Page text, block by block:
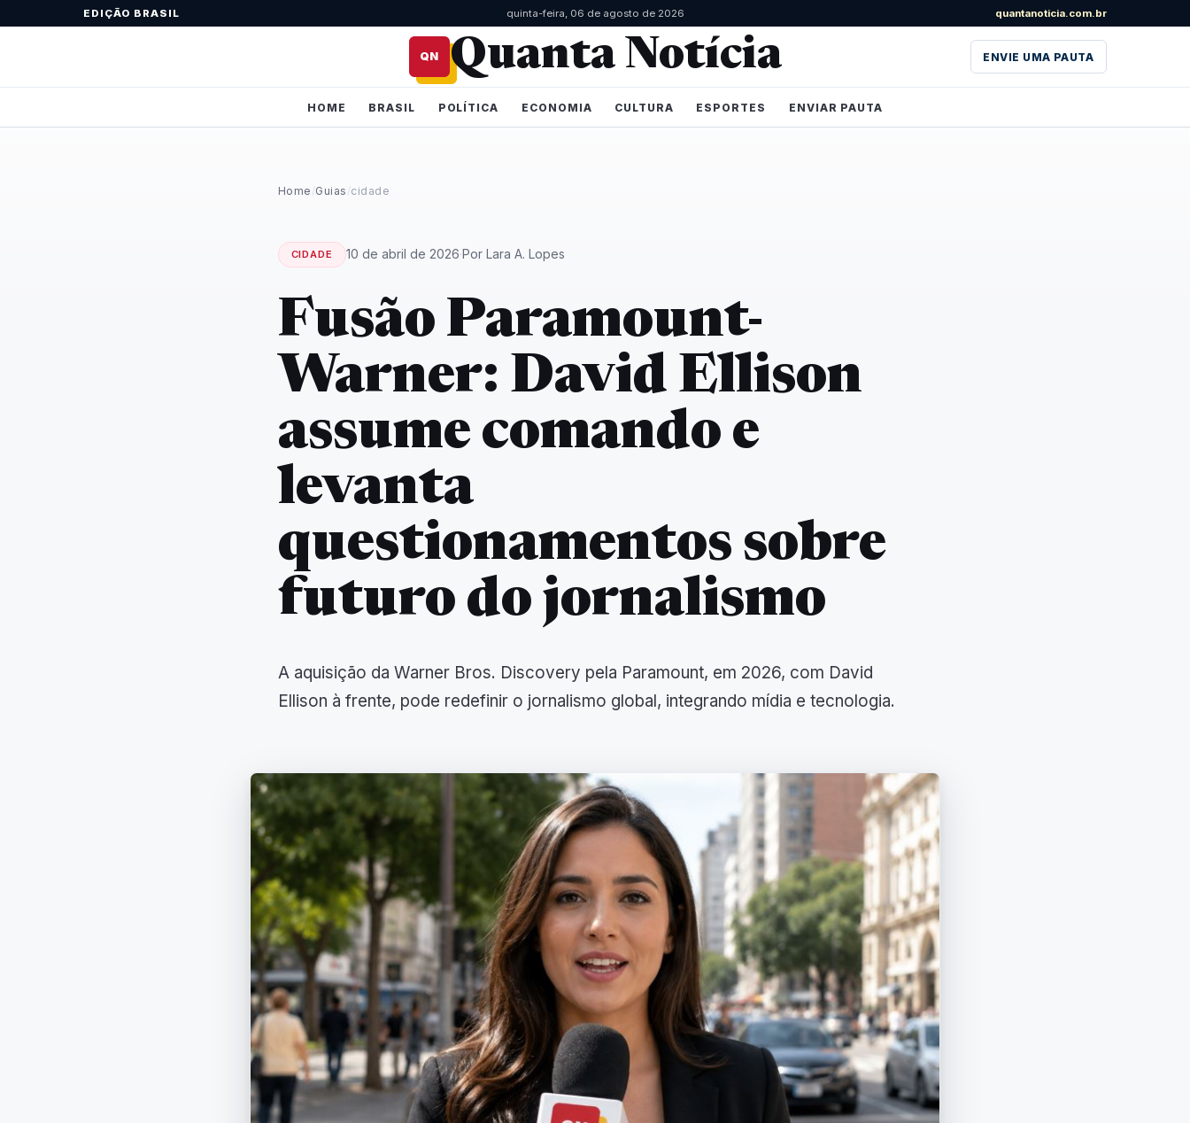
EDIÇÃO BRASIL quinta-feira, 06 de agosto de 2026 quantanoticia.com.br
QN Quanta Notícia ENVIE UMA PAUTA
HOME BRASIL POLÍTICA ECONOMIA CULTURA ESPORTES ENVIAR PAUTA
Home /Guias /cidade
CIDADE 10 de abril de 2026·Por Lara A. Lopes
Fusão Paramount-
Warner: David Ellison
assume comando e
levanta
questionamentos sobre
futuro do jornalismo
A aquisição da Warner Bros. Discovery pela Paramount, em 2026, com David
Ellison à frente, pode redefinir o jornalismo global, integrando mídia e tecnologia.